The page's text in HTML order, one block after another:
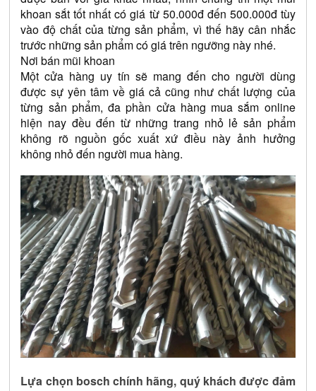
khoan sắt tốt nhất có giá từ 50.000đ đến 500.000đ tùy
vào độ chất của từng sản phẩm, vì thế hãy cân nhắc
trước những sản phẩm có giá trên ngưỡng này nhé.
Nơi bán mũi khoan
Một cửa hàng uy tín sẽ mang đến cho người dùng
được sự yên tâm về giá cả cũng như chất lượng của
từng sản phẩm, đa phần cửa hàng mua sắm online
hiện nay đều đến từ những trang nhỏ lẻ sản phẩm
không rõ nguồn gốc xuất xứ điều này ảnh hưởng
không nhỏ đến người mua hàng.
Lựa chọn bosch chính hãng, quý khách được đảm